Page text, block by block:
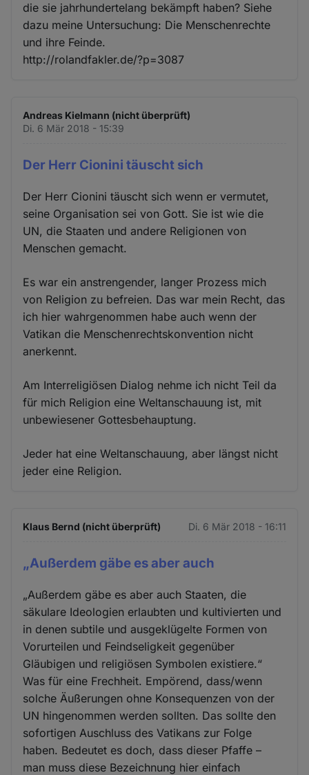
die sie jahrhundertelang bekämpft haben? Siehe
dazu meine Untersuchung: Die Menschenrechte
und ihre Feinde.
http://rolandfakler.de/?p=3087
Andreas Kielmann (nicht überprüft)
Di. 6 Mär 2018 - 15:39
Der Herr Cionini täuscht sich
Der Herr Cionini täuscht sich wenn er vermutet,
seine Organisation sei von Gott. Sie ist wie die
UN, die Staaten und andere Religionen von
Menschen gemacht.
Es war ein anstrengender, langer Prozess mich
von Religion zu befreien. Das war mein Recht, das
ich hier wahrgenommen habe auch wenn der
Vatikan die Menschenrechtskonvention nicht
anerkennt.
Am Interreligiösen Dialog nehme ich nicht Teil da
für mich Religion eine Weltanschauung ist, mit
unbewiesener Gottesbehauptung.
Jeder hat eine Weltanschauung, aber längst nicht
jeder eine Religion.
Klaus Bernd (nicht überprüft) Di. 6 Mär 2018 - 16:11
„Außerdem gäbe es aber auch
„Außerdem gäbe es aber auch Staaten, die
säkulare Ideologien erlaubten und kultivierten und
in denen subtile und ausgeklügelte Formen von
Vorurteilen und Feindseligkeit gegenüber
Gläubigen und religiösen Symbolen existiere.“
Was für eine Frechheit. Empörend, dass/wenn
solche Äußerungen ohne Konsequenzen von der
UN hingenommen werden sollten. Das sollte den
sofortigen Auschluss des Vatikans zur Folge
haben. Bedeutet es doch, dass dieser Pfaffe –
man muss diese Bezeichnung hier einfach